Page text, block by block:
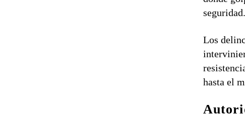
seguridad.
Los
hasta el